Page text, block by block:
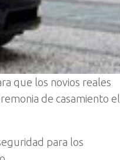
que los novios reales
de casamiento el
para los